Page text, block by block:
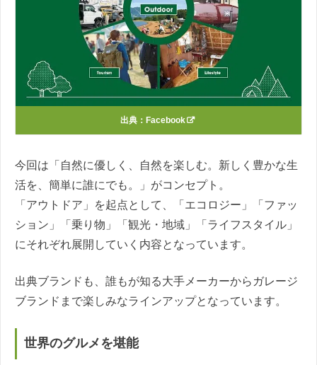
出典： Facebook
今回は「自然に優しく、自然を楽しむ。新しく豊かな生
活を、簡単に誰にでも。」がコンセプト。
「アウトドア」を起点として、「エコロジー」「ファッ
ション」「乗り物」「観光・地域」「ライフスタイル」
にそれぞれ展開していく内容となっています。
出典ブランドも、誰もが知る大手メーカーからガレージ
ブランドまで楽しみなラインアップとなっています。
世界のグルメを堪能